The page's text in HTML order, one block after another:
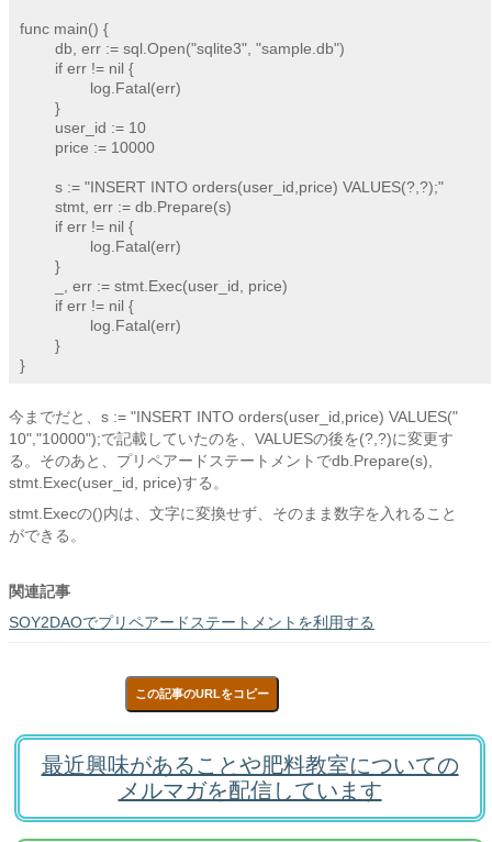
func main() {
今までだと、s := "INSERT INTO orders(user_id,price) VALUES("
10","10000");で記載していたのを、VALUESの後を(?,?)に変更す
る。そのあと、プリペアードステートメントでdb.Prepare(s),
stmt.Exec(user_id, price)する。
stmt.Execの()内は、文字に変換せず、そのまま数字を入れること
ができる。
関連記事
SOY2DAOでプリペアードステートメントを利用する
この記事のURLをコピー
最近興味があることや肥料教室についての
メルマガを配信しています